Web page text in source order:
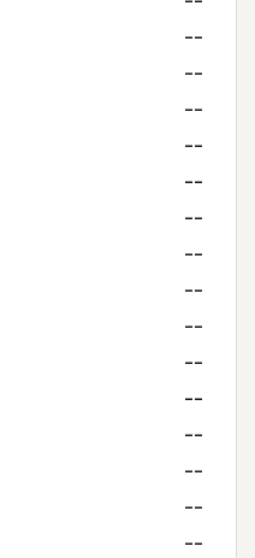
--
--
--
--
--
--
--
--
--
--
--
--
--
--
--